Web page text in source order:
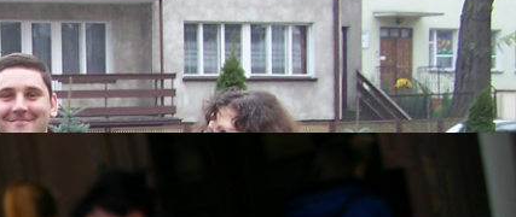
Pomorskiego
na najlepsze inicjatywy
społeczne realizowane
przez
pn. „Rodzynki z
pozarządówki”